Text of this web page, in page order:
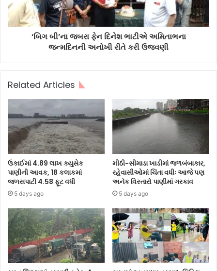
‘બિગ બી’ના જબરા ફેન દિનેશ ભાટીએ અમિતાભના
જન્મદિનની અનોખી રીતે કરી ઉજવણી
Related Articles
ઉકાઈમાં 4.89 લાખ ક્યુસેક
પાણીની આવક, 18 કલાકમાં
જળસપાટી 4.58 ફૂટ વધી
5 days ago
મીઠી-સીમાડા ખાડીમાં જળબંબાકાર,
રહેવાસીઓમાં ચિંતા વધીઃ આજે પણ
અનેક વિસ્તારો પાણીમાં ગરકાવ
5 days ago